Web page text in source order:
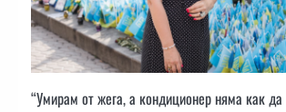
“Умирам от жега, а кондиционер няма как